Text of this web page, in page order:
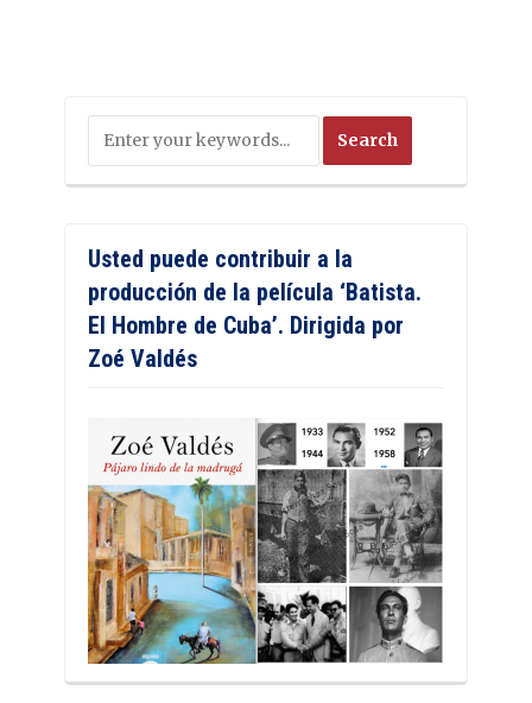
Usted puede contribuir a la
producción de la película ‘Batista.
El Hombre de Cuba’. Dirigida por
Zoé Valdés